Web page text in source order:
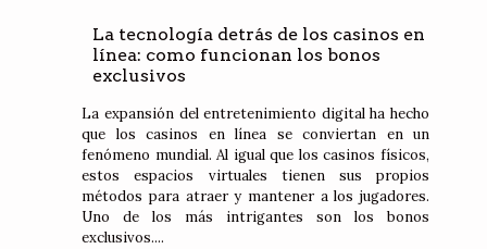
La tecnología detrás de los casinos en
línea: como funcionan los bonos
exclusivos
La expansión del entretenimiento digital ha hecho
que los casinos en línea se conviertan en un
fenómeno mundial. Al igual que los casinos físicos,
estos espacios virtuales tienen sus propios
métodos para atraer y mantener a los jugadores.
Uno de los más intrigantes son los bonos
exclusivos....